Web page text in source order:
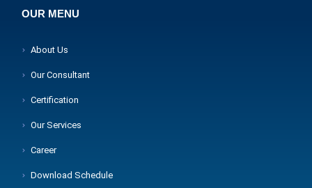
OUR MENU
About Us
Our Consultant
Certification
Our Services
Career
Download Schedule